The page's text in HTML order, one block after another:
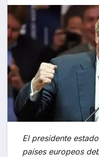
El presidente
países europeos